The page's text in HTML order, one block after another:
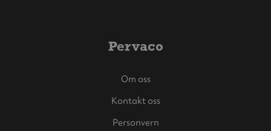
Pervaco
Om oss
Kontakt oss
Personvern